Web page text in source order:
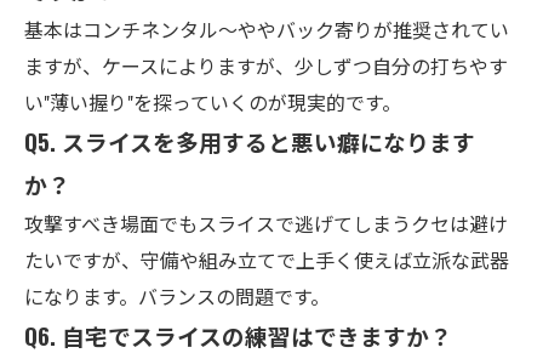
基本はコンチネンタル〜ややバック寄りが推奨されてい
ますが、ケースによりますが、少しずつ自分の打ちやす
い"薄い握り"を探っていくのが現実的です。
Q5. スライスを多用すると悪い癖になります
か？
攻撃すべき場面でもスライスで逃げてしまうクセは避け
たいですが、守備や組み立てで上手く使えば立派な武器
になります。バランスの問題です。
Q6. 自宅でスライスの練習はできますか？